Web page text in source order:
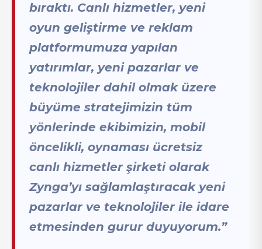
bıraktı. Canlı hizmetler, yeni
oyun geliştirme ve reklam
platformumuza yapılan
yatırımlar, yeni pazarlar ve
teknolojiler dahil olmak üzere
büyüme stratejimizin tüm
yönlerinde ekibimizin, mobil
öncelikli, oynaması ücretsiz
canlı hizmetler şirketi olarak
Zynga’yı sağlamlaştıracak yeni
pazarlar ve teknolojiler ile idare
etmesinden gurur duyuyorum.”